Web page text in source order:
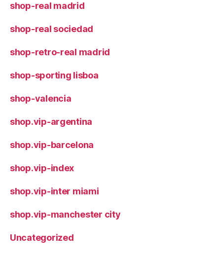
shop-real madrid
shop-real sociedad
shop-retro-real madrid
shop-sporting lisboa
shop-valencia
shop.vip-argentina
shop.vip-barcelona
shop.vip-index
shop.vip-inter miami
shop.vip-manchester city
Uncategorized